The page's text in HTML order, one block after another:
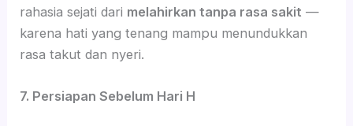
rahasia sejati dari melahirkan tanpa rasa sakit —
karena hati yang tenang mampu menundukkan
rasa takut dan nyeri.
7. Persiapan Sebelum Hari H